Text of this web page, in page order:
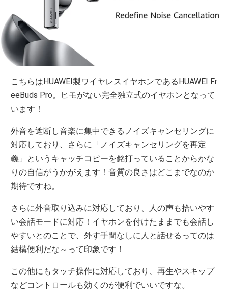
こちらはHUAWEI製ワイヤレスイヤホンであるHUAWEI Fr
eeBuds Pro。ヒモがない完全独立式のイヤホンとなって
います！
外音を遮断し音楽に集中できるノイズキャンセリングに
対応しており、さらに「ノイズキャンセリングを再定
義」というキャッチコピーを銘打っていることからかな
りの自信がうかがえます！音質の良さはどこまでなのか
期待ですね。
さらに外音取り込みに対応しており、人の声も拾いやす
い会話モードに対応！イヤホンを付けたままでも会話し
やすいとのことで、外す手間なしに人と話せるってのは
結構便利だな～って印象です！
この他にもタッチ操作に対応しており、再生やスキップ
などコントロールも効くのが便利でいいですな。